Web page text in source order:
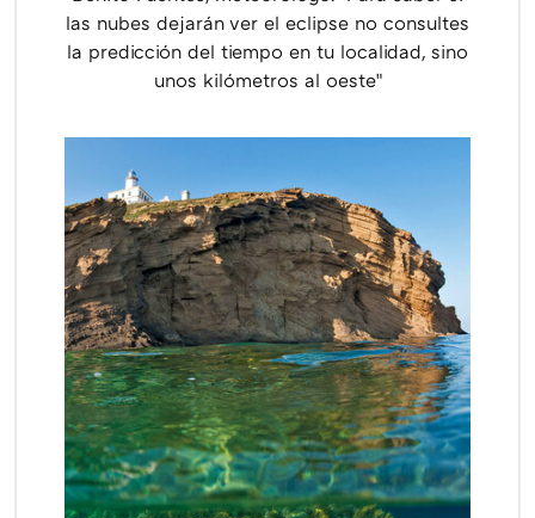
las nubes dejarán ver el eclipse no consultes
la predicción del tiempo en tu localidad, sino
unos kilómetros al oeste"